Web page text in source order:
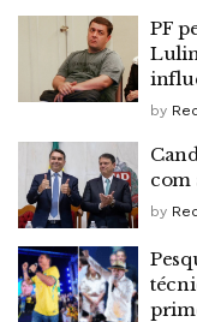
PF
by
com
by